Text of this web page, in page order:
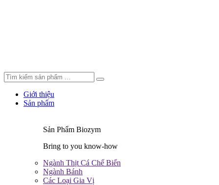
Giới thiệu
Sản phẩm
Sản Phẩm Biozym
Bring to you know-how
Ngành Thịt Cá Chế Biến
Ngành Bánh
Các Loại Gia Vị